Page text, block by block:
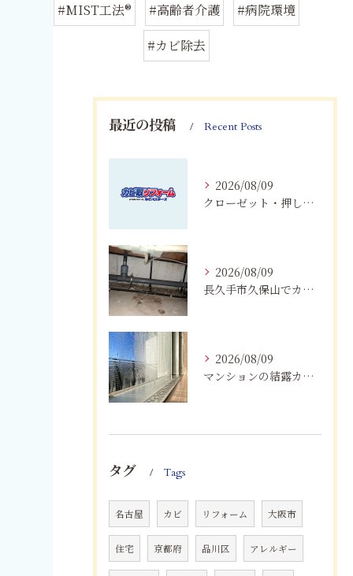
#MIST工法®
#高齢者介護
#病院環境
#カビ除去
最近の投稿 Recent Posts
2026/08/09
クローゼット・押し入れのカビ対策｜愛知・岐阜・三重・静岡で大切な衣類を守る方法
2026/08/09
長久手市久保山でカビにお困りの方へ｜原因・対策・業者へ相談する目安を解説
2026/08/09
マンションの結露カビを根絶！断熱改修と防カビリフォーム
タグ Tags
名古屋 カビ リフォーム 大阪市
住宅 京都府 品川区 アレルギー